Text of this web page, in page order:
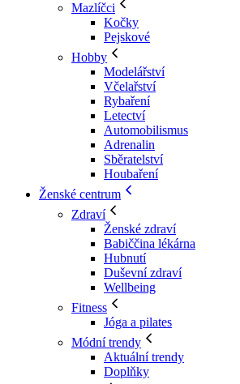
Mazlíčci
Kočky
Pejskové
Hobby
Modelářství
Včelařství
Rybaření
Letectví
Automobilismus
Adrenalin
Sběratelství
Houbaření
Ženské centrum
Zdraví
Ženské zdraví
Babiččina lékárna
Hubnutí
Duševní zdraví
Wellbeing
Fitness
Jóga a pilates
Módní trendy
Aktuální trendy
Doplňky